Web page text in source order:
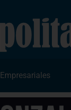
Empresariales